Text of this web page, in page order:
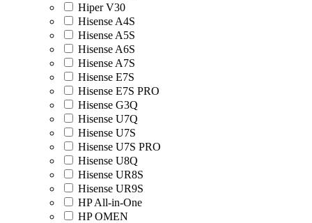
Hiper V30
Hisense A4S
Hisense A5S
Hisense A6S
Hisense A7S
Hisense E7S
Hisense E7S PRO
Hisense G3Q
Hisense U7Q
Hisense U7S
Hisense U7S PRO
Hisense U8Q
Hisense UR8S
Hisense UR9S
HP All-in-One
HP OMEN